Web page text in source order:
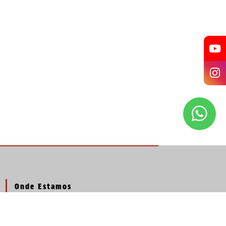
Onde Estamos